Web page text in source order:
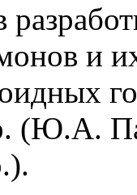
и
(Ю.А.